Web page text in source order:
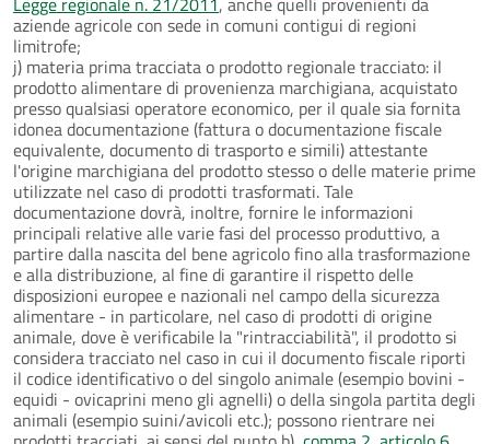
aziende agricole con sede in comuni contigui di regioni
limitrofe;
j) materia prima tracciata o prodotto regionale tracciato: il
prodotto alimentare di provenienza marchigiana, acquistato
presso qualsiasi operatore economico, per il quale sia fornita
idonea documentazione (fattura o documentazione fiscale
equivalente, documento di trasporto e simili) attestante
l'origine marchigiana del prodotto stesso o delle materie prime
utilizzate nel caso di prodotti trasformati. Tale
documentazione dovrà, inoltre, fornire le informazioni
principali relative alle varie fasi del processo produttivo, a
partire dalla nascita del bene agricolo fino alla trasformazione
e alla distribuzione, al fine di garantire il rispetto delle
disposizioni europee e nazionali nel campo della sicurezza
alimentare - in particolare, nel caso di prodotti di origine
animale, dove è verificabile la "rintracciabilità", il prodotto si
considera tracciato nel caso in cui il documento fiscale riporti
il codice identificativo o del singolo animale (esempio bovini -
equidi - ovicaprini meno gli agnelli) o della singola partita degli
animali (esempio suini/avicoli etc.); possono rientrare nei